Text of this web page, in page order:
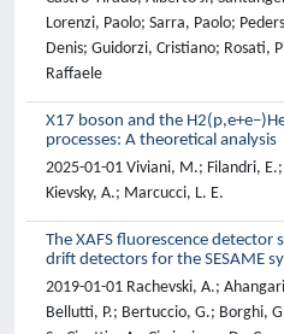
Lorenzi, Paolo; Sarra, Paolo;
Denis; Guidorzi, Cristiano; Rosati,
Raffaele
X17 boson and the
processes: A theoretical analysis
2025-01-01 Viviani, M.; Filandri,
Kievsky, A.; Marcucci, L. E.
The XAFS fluorescence detector
drift detectors for the SESAME
2019-01-01 Rachevski, A.;
Bellutti, P.; Bertuccio, G.; Borghi,